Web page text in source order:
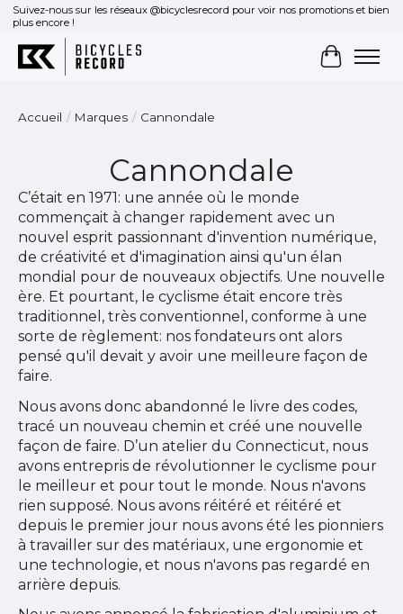
Suivez-nous sur les réseaux @bicyclesrecord pour voir nos promotions et bien
plus encore !
Panier
Accueil / Marques / Cannondale
Cannondale
C’était en 1971: une année où le monde
commençait à changer rapidement avec un
nouvel esprit passionnant d'invention numérique,
de créativité et d'imagination ainsi qu'un élan
mondial pour de nouveaux objectifs. Une nouvelle
ère. Et pourtant, le cyclisme était encore très
traditionnel, très conventionnel, conforme à une
sorte de règlement: nos fondateurs ont alors
pensé qu'il devait y avoir une meilleure façon de
faire.
Nous avons donc abandonné le livre des codes,
tracé un nouveau chemin et créé une nouvelle
façon de faire. D’un atelier du Connecticut, nous
avons entrepris de révolutionner le cyclisme pour
le meilleur et pour tout le monde. Nous n'avons
rien supposé. Nous avons réitéré et réitéré et
depuis le premier jour nous avons été les pionniers
à travailler sur des matériaux, une ergonomie et
une technologie, et nous n'avons pas regardé en
arrière depuis.